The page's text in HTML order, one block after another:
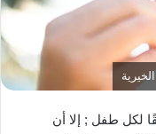
لكل طفل ; إلا أن